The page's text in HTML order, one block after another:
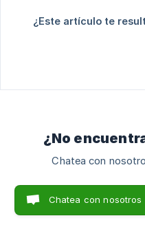
¿Este artículo te
¿No
Chatea con
Chatea con nosotros